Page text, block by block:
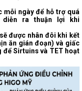
mỗi ngày để hỗ trợ quá
diễn ra thuận lợi khi
được nhân đôi khi kết
ăn gián đoạn) và giấc
để Sirtuins và TET hoạt